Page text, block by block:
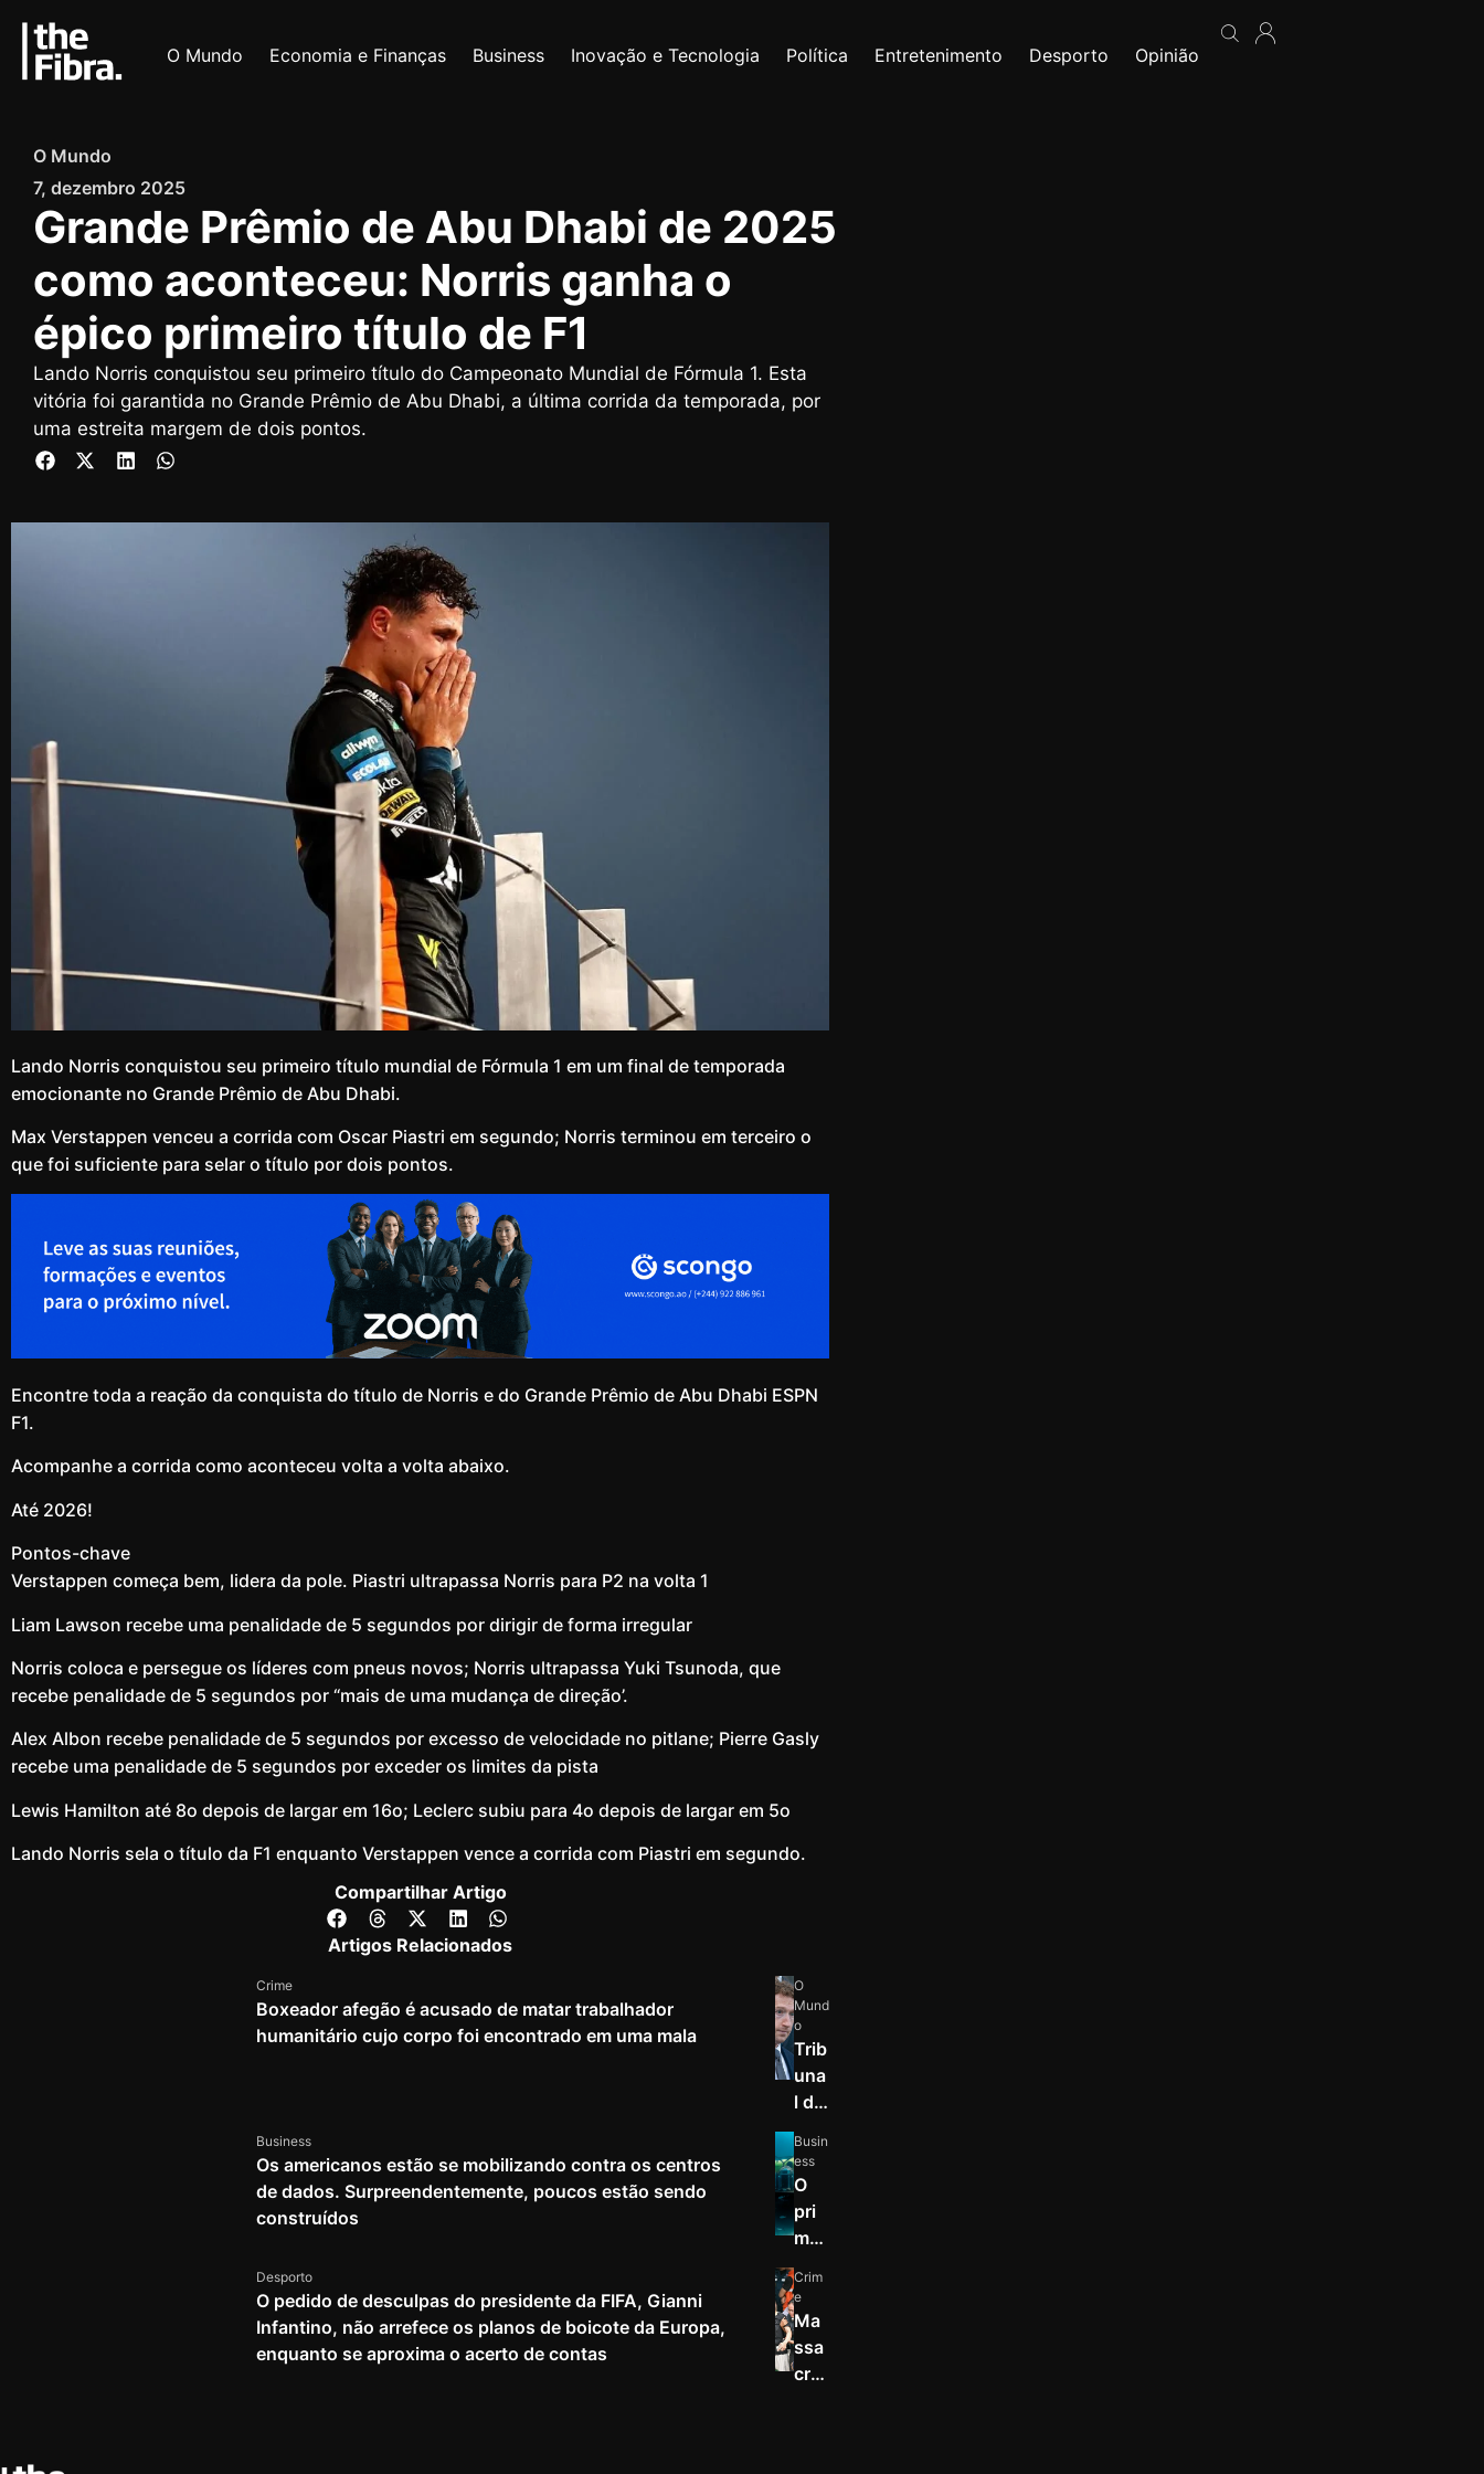
O Mundo Economia e Finanças Business Inovação e Tecnologia Política Entretenimento Desporto Opinião
O Mundo
7, dezembro 2025
Grande Prêmio de Abu Dhabi de 2025
como aconteceu: Norris ganha o
épico primeiro título de F1
Lando Norris conquistou seu primeiro título do Campeonato Mundial de Fórmula 1. Esta
vitória foi garantida no Grande Prêmio de Abu Dhabi, a última corrida da temporada, por
uma estreita margem de dois pontos.
Lando Norris conquistou seu primeiro título mundial de Fórmula 1 em um final de temporada
emocionante no Grande Prêmio de Abu Dhabi.
Max Verstappen venceu a corrida com Oscar Piastri em segundo; Norris terminou em terceiro o
que foi suficiente para selar o título por dois pontos.
Encontre toda a reação da conquista do título de Norris e do Grande Prêmio de Abu Dhabi ESPN
F1.
Acompanhe a corrida como aconteceu volta a volta abaixo.
Até 2026!
Pontos-chave
Verstappen começa bem, lidera da pole. Piastri ultrapassa Norris para P2 na volta 1
Liam Lawson recebe uma penalidade de 5 segundos por dirigir de forma irregular
Norris coloca e persegue os líderes com pneus novos; Norris ultrapassa Yuki Tsunoda, que
recebe penalidade de 5 segundos por “mais de uma mudança de direção’.
Alex Albon recebe penalidade de 5 segundos por excesso de velocidade no pitlane; Pierre Gasly
recebe uma penalidade de 5 segundos por exceder os limites da pista
Lewis Hamilton até 8o depois de largar em 16o; Leclerc subiu para 4o depois de largar em 5o
Lando Norris sela o título da F1 enquanto Verstappen vence a corrida com Piastri em segundo.
Compartilhar Artigo
Artigos Relacionados
Crime
Boxeador afegão é acusado de matar trabalhador
humanitário cujo corpo foi encontrado em uma mala
O
Mund
o
Trib
una
l do
Nov
o
Mé
xico
ord
que
a
Met
a
Business
Os americanos estão se mobilizando contra os centros
de dados. Surpreendentemente, poucos estão sendo
construídos
Busin
ess
O
pri
mei
ro
nov
o
hab
itat
Desporto
O pedido de desculpas do presidente da FIFA, Gianni
Infantino, não arrefece os planos de boicote da Europa,
enquanto se aproxima o acerto de contas
Crim
e
Ma
ssa
cre